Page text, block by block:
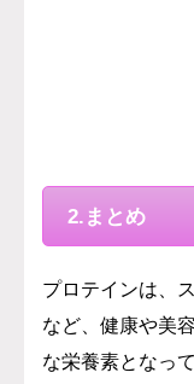
2.まとめ
プロテインは、
など、健康や美
な栄養素となっ